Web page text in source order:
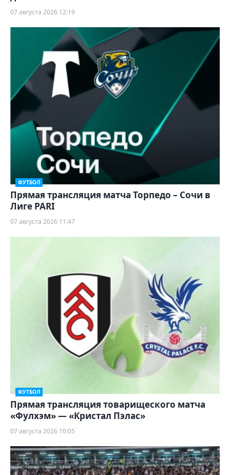
07 августа 2026 12:19
ФУТБОЛ
Прямая трансляция матча Торпедо – Сочи в
Лиге PARI
07 августа 2026 11:47
ФУТБОЛ
Прямая трансляция товарищеского матча
«Фулхэм» — «Кристал Пэлас»
07 августа 2026 10:05